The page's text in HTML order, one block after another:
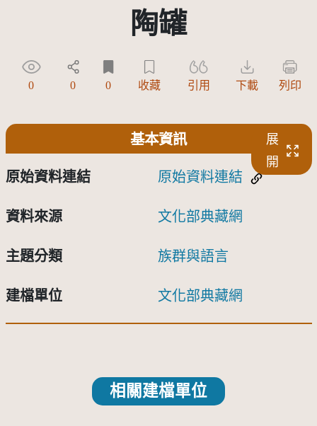
陶罐
0 0 0 收藏 引用 下載 列印
基本資訊
展
開
原始資料連結 原始資料連結
資料來源 文化部典藏網
主題分類 族群與語言
建檔單位 文化部典藏網
相關建檔單位